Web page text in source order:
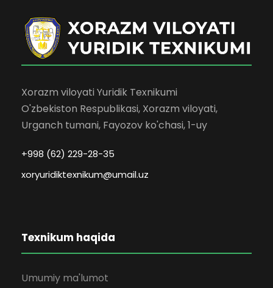
Xorazm viloyati Yuridik Texnikumi
O'zbekiston Respublikasi, Xorazm viloyati,
Urganch tumani, Fayozov ko'chasi, 1-uy
+998 (62) 229-28-35
xoryuridiktexnikum@umail.uz
Texnikum haqida
Umumiy ma'lumot